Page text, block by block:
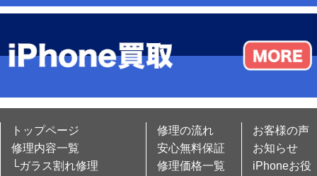
トップページ
修理内容一覧
└ガラス割れ修理
修理の流れ
安心無料保証
修理価格一覧
お客様の声
お知らせ
iPhoneお役